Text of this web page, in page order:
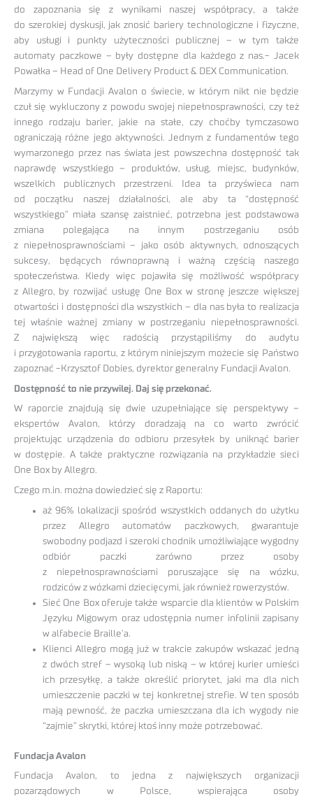
do zapoznania się z wynikami naszej współpracy, a także
do szerokiej dyskusji, jak znosić bariery technologiczne i fizyczne,
aby usługi i punkty użyteczności publicznej – w tym także
automaty paczkowe – były dostępne dla każdego z nas.- Jacek
Powałka – Head of One Delivery Product & DEX Communication.
Marzymy w Fundacji Avalon o świecie, w którym nikt nie będzie
czuł się wykluczony z powodu swojej niepełnosprawności, czy też
innego rodzaju barier, jakie na stałe, czy choćby tymczasowo
ograniczają różne jego aktywności. Jednym z fundamentów tego
wymarzonego przez nas świata jest powszechna dostępność tak
naprawdę wszystkiego – produktów, usług, miejsc, budynków,
wszelkich publicznych przestrzeni. Idea ta przyświeca nam
od początku naszej działalności, ale aby ta “dostępność
wszystkiego” miała szansę zaistnieć, potrzebna jest podstawowa
zmiana polegająca na innym postrzeganiu osób
z niepełnosprawnościami – jako osób aktywnych, odnoszących
sukcesy, będących równoprawną i ważną częścią naszego
społeczeństwa. Kiedy więc pojawiła się możliwość współpracy
z Allegro, by rozwijać usługę One Box w stronę jeszcze większej
otwartości i dostępności dla wszystkich – dla nas była to realizacja
tej właśnie ważnej zmiany w postrzeganiu niepełnosprawności.
Z największą więc radością przystąpiliśmy do audytu
i przygotowania raportu, z którym niniejszym możecie się Państwo
zapoznać -Krzysztof Dobies, dyrektor generalny Fundacji Avalon.
Dostępność to nie przywilej. Daj się przekonać.
W raporcie znajdują się dwie uzupełniające się perspektywy –
ekspertów Avalon, którzy doradzają na co warto zwrócić
projektując urządzenia do odbioru przesyłek by uniknąć barier
w dostępie. A także praktyczne rozwiązania na przykładzie sieci
One Box by Allegro.
Czego m.in. można dowiedzieć się z Raportu:
aż 96% lokalizacji spośród wszystkich oddanych do użytku
przez Allegro automatów paczkowych, gwarantuje
swobodny podjazd i szeroki chodnik umożliwiające wygodny
odbiór paczki zarówno przez osoby
z niepełnosprawnościami poruszające się na wózku,
rodziców z wózkami dziecięcymi, jak również rowerzystów.
Sieć One Box oferuje także wsparcie dla klientów w Polskim
Języku Migowym oraz udostępnia numer infolinii zapisany
w alfabecie Braille’a.
Klienci Allegro mogą już w trakcie zakupów wskazać jedną
z dwóch stref – wysoką lub niską – w której kurier umieści
ich przesyłkę, a także określić priorytet, jaki ma dla nich
umieszczenie paczki w tej konkretnej strefie. W ten sposób
mają pewność, że paczka umieszczana dla ich wygody nie
“zajmie” skrytki, której ktoś inny może potrzebować.
Fundacja Avalon
Fundacja Avalon, to jedna z największych organizacji
pozarządowych w Polsce, wspierająca osoby